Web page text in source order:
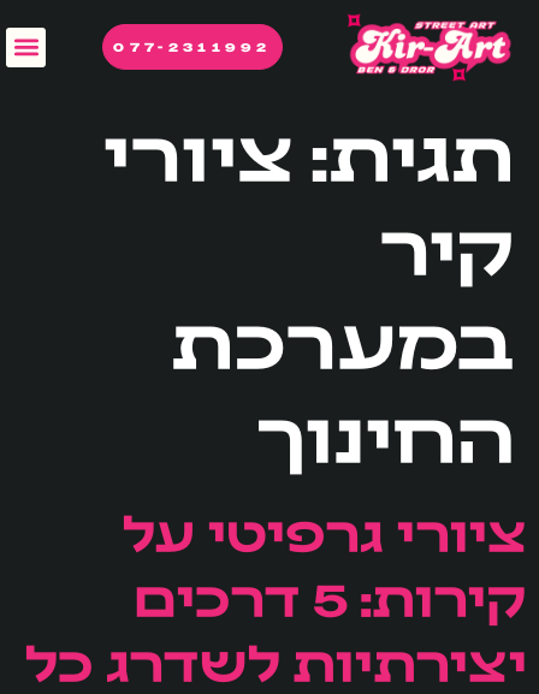
לתוכן
077-2311992
תגית: ציורי
קיר
במערכת
החינוך
ציורי גרפיטי על
קירות: 5 דרכים
יצירתיות לשדרג כל